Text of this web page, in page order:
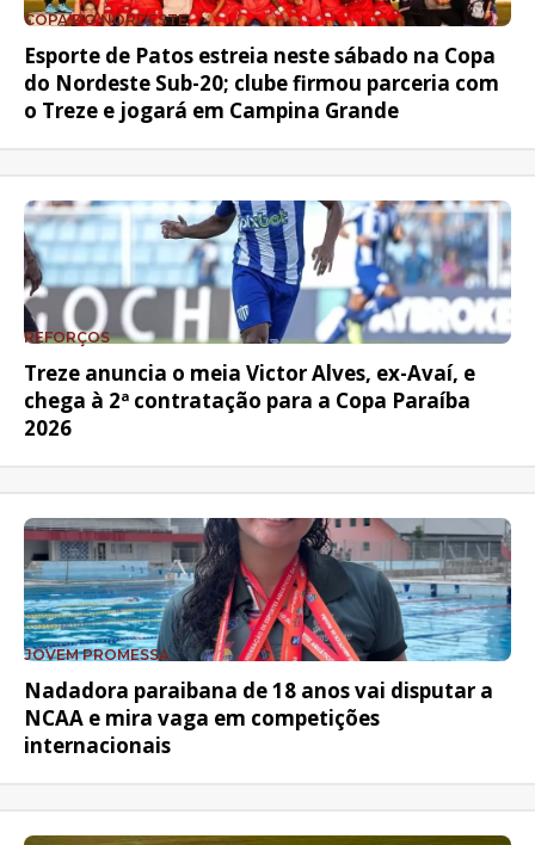
COPA DO NORDESTE
Esporte de Patos estreia neste sábado na Copa
do Nordeste Sub-20; clube firmou parceria com
o Treze e jogará em Campina Grande
REFORÇOS
Treze anuncia o meia Victor Alves, ex-Avaí, e
chega à 2ª contratação para a Copa Paraíba
2026
JOVEM PROMESSA
Nadadora paraibana de 18 anos vai disputar a
NCAA e mira vaga em competições
internacionais